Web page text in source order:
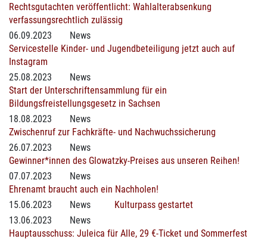
Rechtsgutachten veröffentlicht: Wahlalterabsenkung
verfassungsrechtlich zulässig
06.09.2023
News
Servicestelle Kinder- und Jugendbeteiligung jetzt auch auf
Instagram
25.08.2023
News
Start der Unterschriftensammlung für ein
Bildungsfreistellungsgesetz in Sachsen
18.08.2023
News
Zwischenruf zur Fachkräfte- und Nachwuchssicherung
26.07.2023
News
Gewinner*innen des Glowatzky-Preises aus unseren Reihen!
07.07.2023
News
Ehrenamt braucht auch ein Nachholen!
15.06.2023
News
Kulturpass gestartet
13.06.2023
News
Hauptausschuss: Juleica für Alle, 29 €-Ticket und Sommerfest